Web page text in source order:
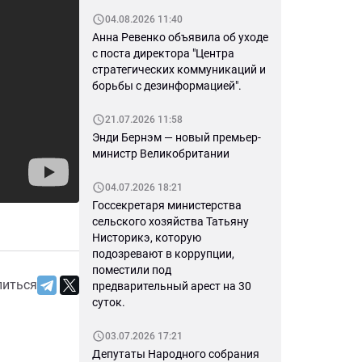
04.08.2026 11:40
Анна Ревенко объявила об уходе
с поста директора "Центра
стратегических коммуникаций и
борьбы с дезинформацией".
21.07.2026 11:58
Энди Бернэм — новый премьер-
министр Великобритании
04.07.2026 18:21
Госсекретаря министерства
сельского хозяйства Татьяну
Нисторикэ, которую
подозревают в коррупции,
поместили под
предварительный арест на 30
суток.
03.07.2026 17:21
Депутаты Народного собрания